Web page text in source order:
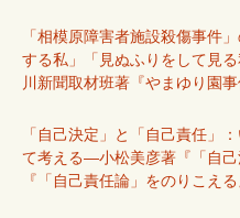
「相模原障害者施設殺傷事件
する私」「見ぬふりをして見
川新聞取材班著『やまゆり園
「自己決定」と「自己責任」
て考える―小松美彦著『「自
『「自己責任論」をのりこえ